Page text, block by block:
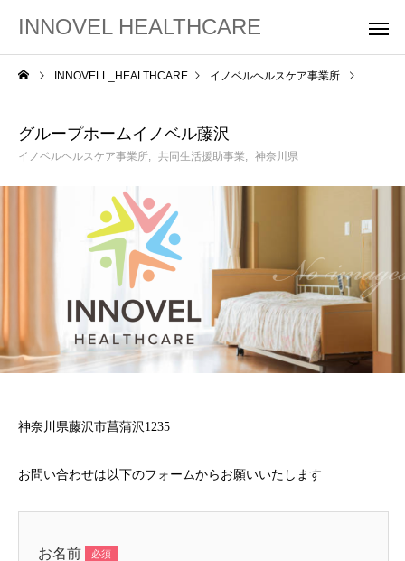
INNOVEL HEALTHCARE
INNOVELL_HEALTHCARE イノベルヘルスケア事業所 グルー
グループホームイノベル藤沢
イノベルヘルスケア事業所 共同生活援助事業 神奈川県
神奈川県藤沢市菖蒲沢1235
お問い合わせは以下のフォームからお願いいたします
お名前